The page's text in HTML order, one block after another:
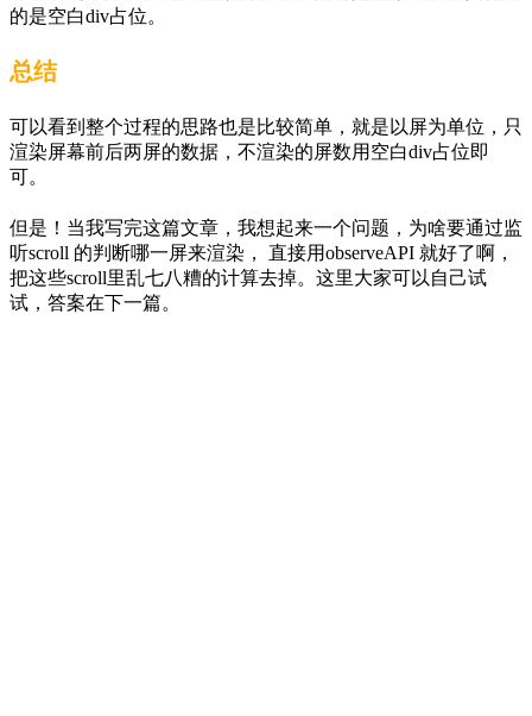
的是空白div占位。
总结
可以看到整个过程的思路也是比较简单，就是以屏为单位，只
渲染屏幕前后两屏的数据，不渲染的屏数用空白div占位即
可。
但是！当我写完这篇文章，我想起来一个问题，为啥要通过监
听scroll 的判断哪一屏来渲染， 直接用observeAPI 就好了啊，
把这些scroll里乱七八糟的计算去掉。这里大家可以自己试
试，答案在下一篇。